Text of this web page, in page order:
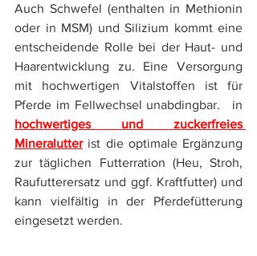
Auch Schwefel (enthalten in Methionin
oder in MSM) und Silizium kommt eine
entscheidende Rolle bei der Haut- und
Haarentwicklung zu. Eine Versorgung
mit hochwertigen Vitalstoffen ist für
Pferde im Fellwechsel unabdingbar.
hochwertiges und zuckerfreies
Mineralutter ist die optimale Ergänzung
zur täglichen Futterration (Heu, Stroh,
Raufutterersatz und ggf. Kraftfutter) und
kann vielfältig in der Pferdefütterung
eingesetzt werden.